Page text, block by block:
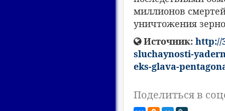
миллионов
уничтожения
Источник: http://
sluchaynosti-
eks-glava-
Поделиться в